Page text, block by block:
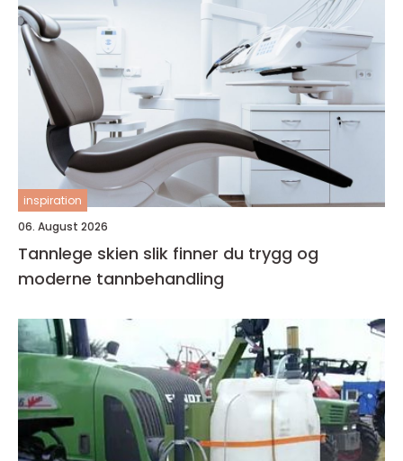
inspiration
06. August 2026
Tannlege skien slik finner du trygg og
moderne tannbehandling